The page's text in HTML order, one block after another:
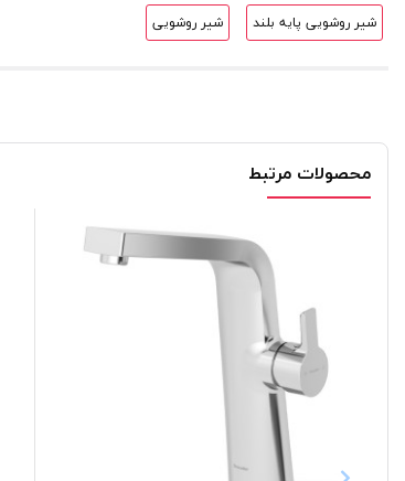
شیر روشویی پایه بلند شیر روشویی
محصولات مرتبط